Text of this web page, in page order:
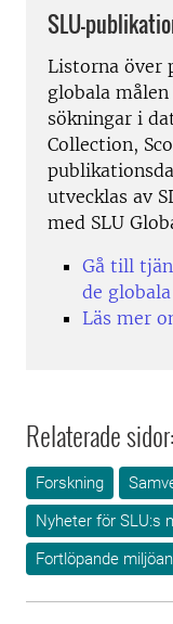
SLU-
Listorna över
globala
sökningar i
Collection,
utvecklas av
med SLU
Gå till
de
Läs mer
Relaterade sidor:
Forskning
Nyheter för SLU:s
Fortlöpande